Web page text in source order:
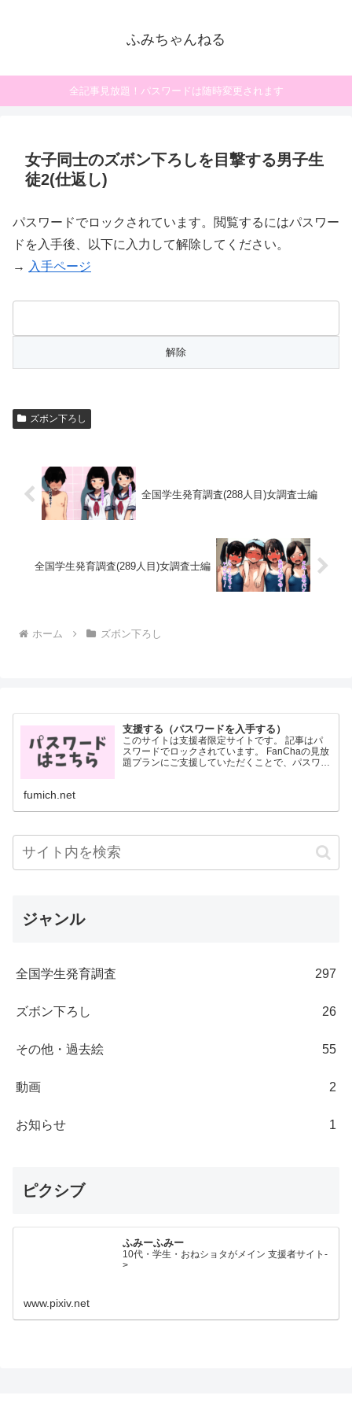
ふみちゃんねる
全記事見放題！パスワードは随時変更されます
女子同士のズボン下ろしを目撃する男子生
徒2(仕返し)
パスワードでロックされています。閲覧するにはパスワー
ドを入手後、以下に入力して解除してください。
→ 入手ページ
ズボン下ろし
全国学生発育調査(288人目)女調査士編
全国学生発育調査(289人目)女調査士編
ホーム ズボン下ろし
支援する（パスワードを入手する）
このサイトは支援者限定サイトです。 記事はパ
スワードでロックされています。 FanChaの見放
題プランにご支援していただくことで、パスワー
fumich.net
ジャンル
全国学生発育調査 297
ズボン下ろし 26
その他・過去絵 55
動画 2
お知らせ 1
ピクシブ
ふみーふみー
10代・学生・おねショタがメイン 支援者サイト-
>
www.pixiv.net